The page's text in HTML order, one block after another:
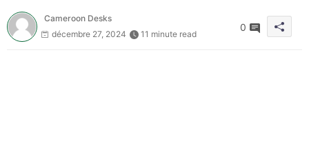
Cameroon Desks
décembre 27, 2024
11 minute read
0